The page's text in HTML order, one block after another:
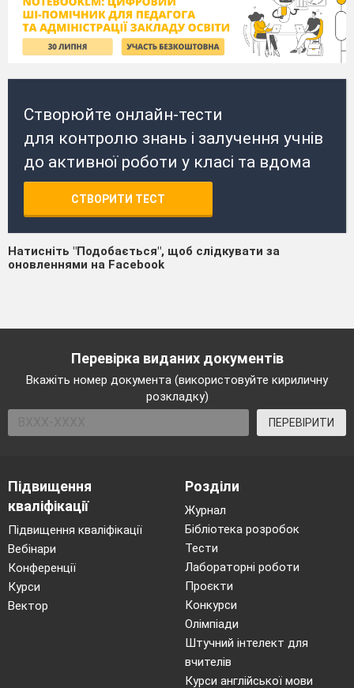
Створюйте онлайн-тести
для контролю знань і залучення учнів
до активної роботи у класі та вдома
СТВОРИТИ ТЕСТ
Натисніть "Подобається", щоб слідкувати за
оновленнями на Facebook
Перевірка виданих документів
Вкажіть номер документа (використовуйте кириличну
розкладку)
ПЕРЕВІРИТИ
Підвищення
кваліфікації
Підвищення кваліфікації
Вебінари
Конференції
Курси
Вектор
Розділи
Журнал
Бібліотека розробок
Тести
Лабораторні роботи
Проєкти
Конкурси
Олімпіади
Штучний інтелект для
вчителів
Курси англійської мови